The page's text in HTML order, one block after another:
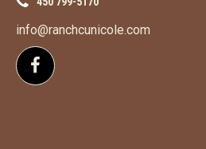
info@ranchcunicole.com
Suivez-nous sur Facebook